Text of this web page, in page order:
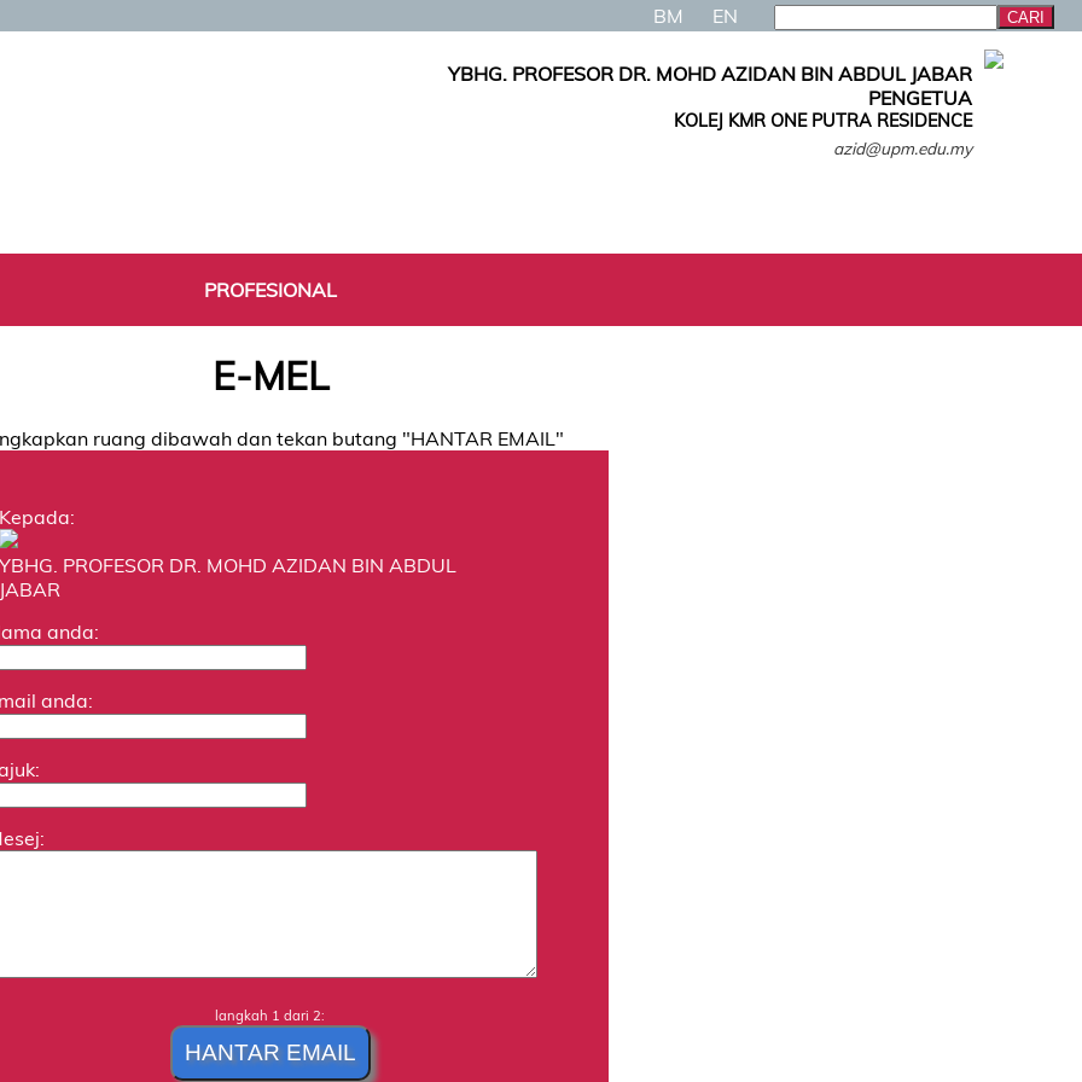
BM EN
YBHG. PROFESOR DR. MOHD AZIDAN BIN ABDUL JABAR
PENGETUA
KOLEJ KMR ONE PUTRA RESIDENCE
azid@upm.edu.my
PROFESIONAL
E-MEL
ruang dibawah dan tekan butang "HANTAR EMAIL"
Kepada:
YBHG. PROFESOR DR. MOHD AZIDAN BIN ABDUL
JABAR
anda:
anda:
langkah 1 dari 2: